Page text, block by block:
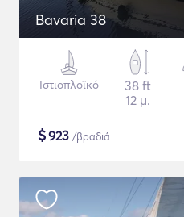
Bavaria 38
Ιστιοπλοϊκό
38 ft
12 μ.
$923 /βραδιά